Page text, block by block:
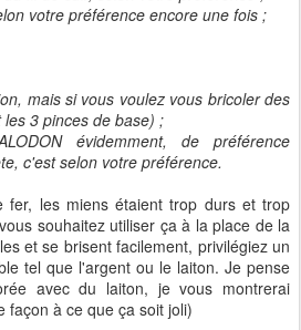
votre préférence encore une fois ;
mais si vous voulez vous bricoler des
3 pinces de base) ;
évidemment, de préférence
c'est selon votre préférence.
fer, les miens étaient trop durs et trop
souhaitez utiliser ça à la place de la
et se brisent facilement, privilégiez un
tel que l'argent ou le laiton. Je pense
avec du laiton, je vous montrerai
façon à ce que ça soit joli)